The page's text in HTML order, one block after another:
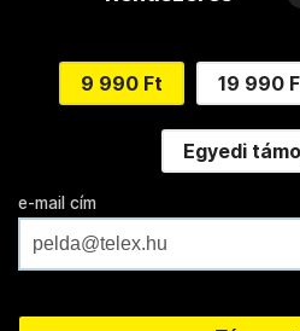
9 990 Ft 19 990
Egyedi
e-mail cím